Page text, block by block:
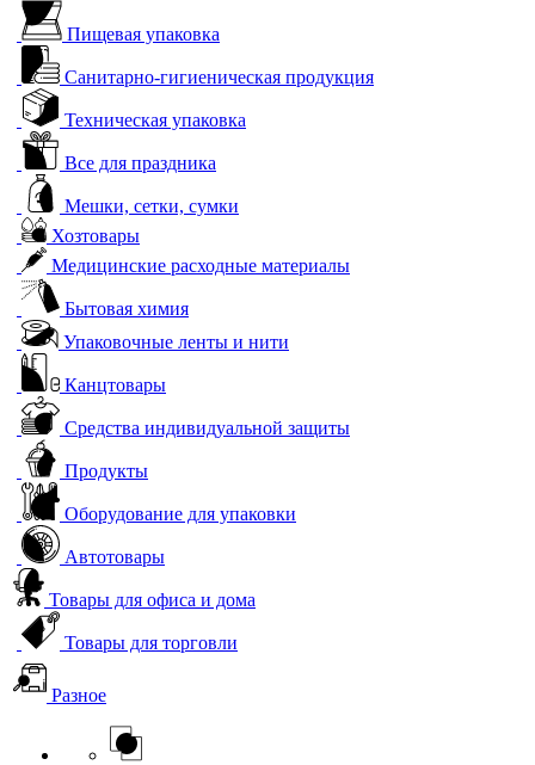
Пищевая упаковка
Санитарно-гигиеническая продукция
Техническая упаковка
Все для праздника
Мешки, сетки, сумки
Хозтовары
Медицинские расходные материалы
Бытовая химия
Упаковочные ленты и нити
Канцтовары
Средства индивидуальной защиты
Продукты
Оборудование для упаковки
Автотовары
Товары для офиса и дома
Товары для торговли
Разное